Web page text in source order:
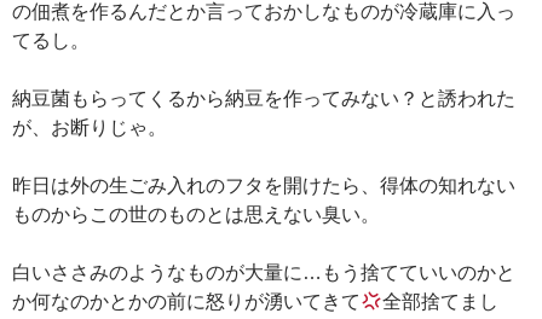
の佃煮を作るんだとか言っておかしなものが冷蔵庫に入っ
てるし。
納豆菌もらってくるから納豆を作ってみない？と誘われた
が、お断りじゃ。
昨日は外の生ごみ入れのフタを開けたら、得体の知れない
ものからこの世のものとは思えない臭い。
白いささみのようなものが大量に…もう捨てていいのかと
か何なのかとかの前に怒りが湧いてきて
全部捨てまし